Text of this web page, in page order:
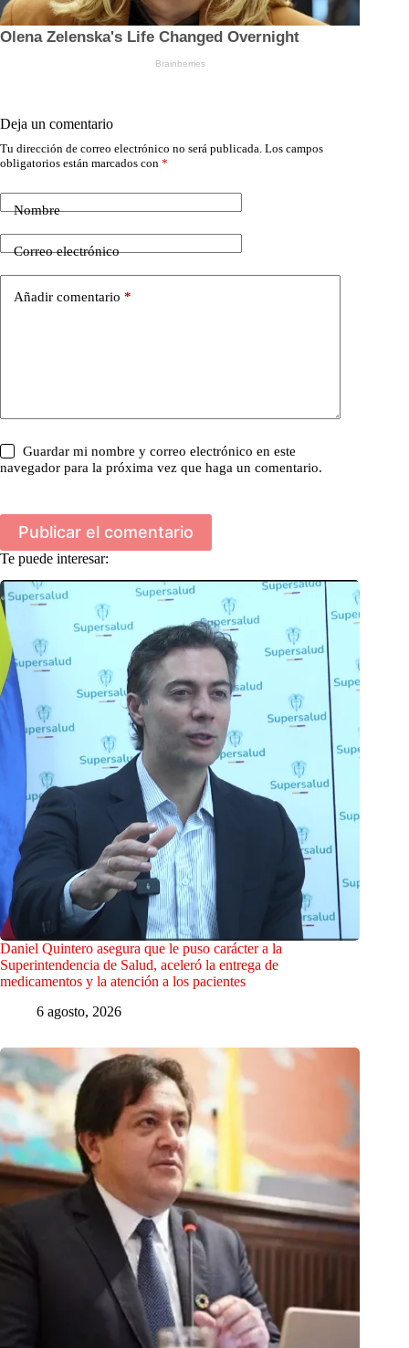
Deja un comentario
Tu dirección de correo electrónico no será publicada. Los campos
obligatorios están marcados con *
Nombre
Correo electrónico
Añadir comentario *
Guardar mi nombre y correo electrónico en este
navegador para la próxima vez que haga un comentario.
Publicar el comentario
Te puede interesar:
Daniel Quintero asegura que le puso carácter a la
Superintendencia de Salud, aceleró la entrega de
medicamentos y la atención a los pacientes
6 agosto, 2026